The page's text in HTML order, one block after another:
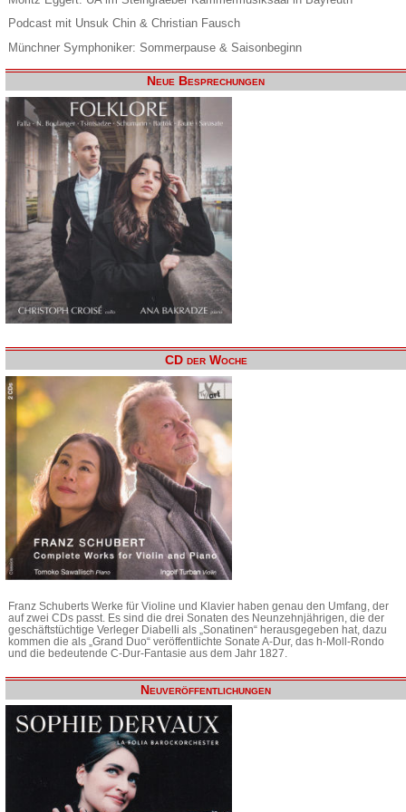
Podcast mit Unsuk Chin & Christian Fausch
Münchner Symphoniker: Sommerpause & Saisonbeginn
Neue Besprechungen
CD der Woche
Franz Schuberts Werke für Violine und Klavier haben genau den Umfang, der
auf zwei CDs passt. Es sind die drei Sonaten des Neunzehnjährigen, die der
geschäftstüchtige Verleger Diabelli als „Sonatinen“ herausgegeben hat, dazu
kommen die als „Grand Duo“ veröffentlichte Sonate A-Dur, das h-Moll-Rondo
und die bedeutende C-Dur-Fantasie aus dem Jahr 1827.
Neuveröffentlichungen